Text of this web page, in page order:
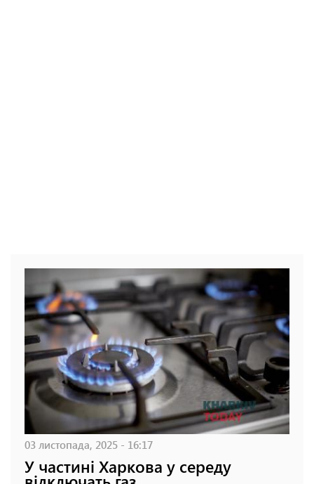
03 листопада, 2025 - 16:17
У частині Харкова у середу